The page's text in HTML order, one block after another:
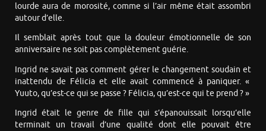
lourde aura de morosité, comme si l’air même était assombri
autour d’elle.
Il semblait après tout que la douleur émotionnelle de son
anniversaire ne soit pas complètement guérie.
Ingrid ne savait pas comment gérer le changement soudain et
inattendu de Félicia et elle avait commencé à paniquer. «
Yuuto, qu’est-ce qui se passe ? Félicia, qu’est-ce qui te prend ? »
Ingrid était le genre de fille qui s’épanouissait lorsqu’elle
terminait un travail d’une qualité dont elle pouvait être